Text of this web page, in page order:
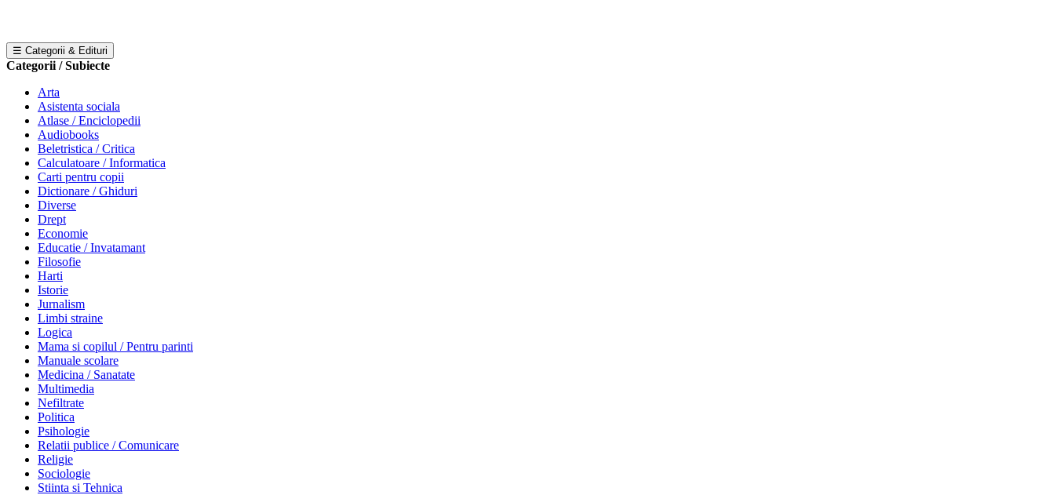
☰ Categorii & Edituri
Categorii / Subiecte
Arta
Asistenta sociala
Atlase / Enciclopedii
Audiobooks
Beletristica / Critica
Calculatoare / Informatica
Carti pentru copii
Dictionare / Ghiduri
Diverse
Drept
Economie
Educatie / Invatamant
Filosofie
Harti
Istorie
Jurnalism
Limbi straine
Logica
Mama si copilul / Pentru parinti
Manuale scolare
Medicina / Sanatate
Multimedia
Nefiltrate
Politica
Psihologie
Relatii publice / Comunicare
Religie
Sociologie
Stiinta si Tehnica